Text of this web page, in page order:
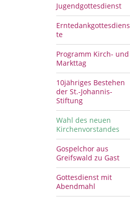
Jugendgottesdienst
Erntedankgottesdiens
te
Programm Kirch- und
Markttag
10jähriges Bestehen
der St.-Johannis-
Stiftung
Wahl des neuen
Kirchenvorstandes
Gospelchor aus
Greifswald zu Gast
Gottesdienst mit
Abendmahl